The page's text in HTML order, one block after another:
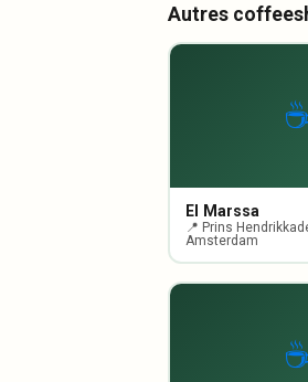
Autres
El Marssa
📍 Prins
Amsterdam